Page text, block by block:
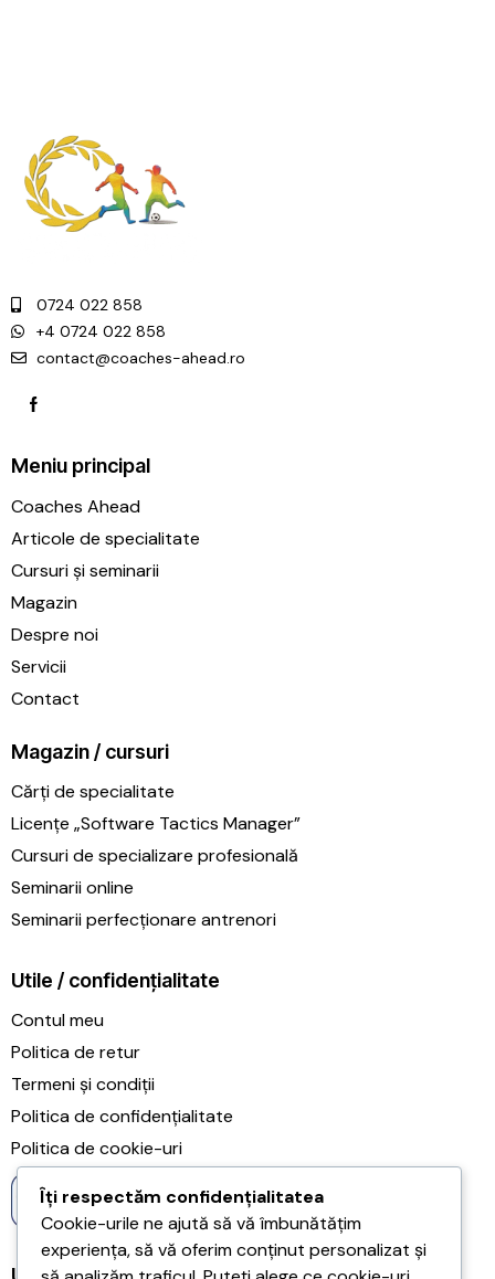
0724 022 858
+4 0724 022 858
contact@coaches-ahead.ro
Meniu principal
Coaches Ahead
Articole de specialitate
Cursuri și seminarii
Magazin
Despre noi
Servicii
Contact
Magazin / cursuri
Cărți de specialitate
Licențe „Software Tactics Manager”
Cursuri de specializare profesională
Seminarii online
Seminarii perfecționare antrenori
Utile / confidențialitate
Contul meu
Politica de retur
Termeni și condiții
Politica de confidențialitate
Politica de cookie-uri
Îți respectăm confidențialitatea
Cookie-urile ne ajută să vă îmbunătățim
experiența, să vă oferim conținut personalizat și